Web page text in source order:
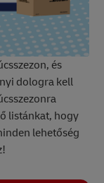
és
dologra kell
listánkat, hogy
lehetőség